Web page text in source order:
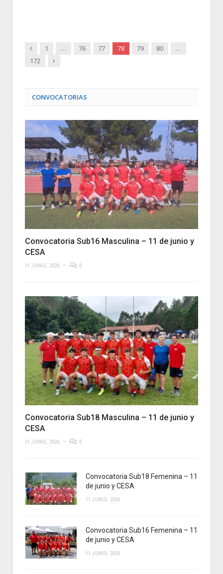
Anterior
1 … 76 77 78 79 80
…
172
Siguiente
CONVOCATORIAS
Convocatoria Sub16 Masculina – 11 de junio y
CESA
11 JUNIO, 2026 0
Convocatoria Sub18 Masculina – 11 de junio y
CESA
11 JUNIO, 2026 0
Convocatoria Sub18 Femenina – 11
de junio y CESA
11 JUNIO, 2026
Convocatoria Sub16 Femenina – 11
de junio y CESA
11 JUNIO, 2026